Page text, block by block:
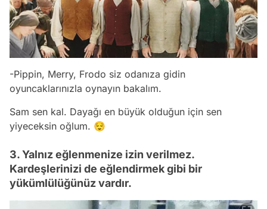
-Pippin, Merry, Frodo siz odanıza gidin
oyuncaklarınızla oynayın bakalım.
Sam sen kal. Dayağı en büyük olduğun için sen
yiyeceksin oğlum. 😌
3. Yalnız eğlenmenize izin verilmez.
Kardeşlerinizi de eğlendirmek gibi bir
yükümlülüğünüz vardır.